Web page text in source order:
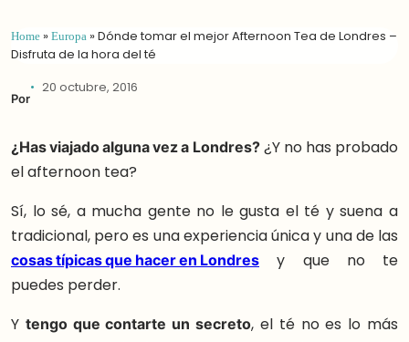
Home »Europa »Dónde tomar el mejor Afternoon Tea de Londres –
Disfruta de la hora del té
Por
20 octubre, 2016
¿Has viajado alguna vez a Londres?¿Y no has probado
el afternoon tea?
Sí, lo sé, a mucha gente no le gusta el té y suena a
tradicional, pero es una experiencia única y una de las
cosas típicas que hacer en Londres y que no te
puedes perder.
Y tengo que contarte un secreto, el té no es lo más